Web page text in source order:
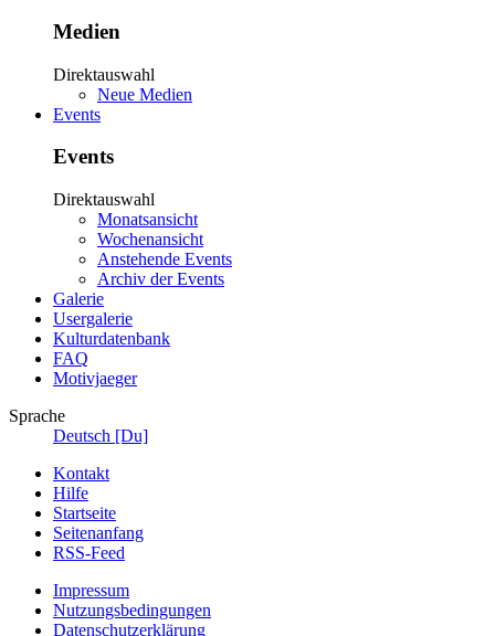
Medien
Direktauswahl
Neue Medien
Events
Events
Direktauswahl
Monatsansicht
Wochenansicht
Anstehende Events
Archiv der Events
Galerie
Usergalerie
Kulturdatenbank
FAQ
Motivjaeger
Sprache
Deutsch [Du]
Kontakt
Hilfe
Startseite
Seitenanfang
RSS-Feed
Impressum
Nutzungsbedingungen
Datenschutzerklärung